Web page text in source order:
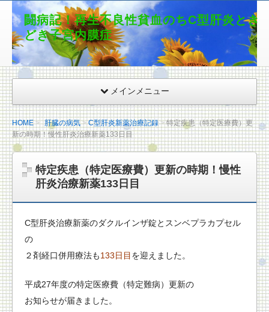
闘病記！再生不良性貧血のちC型肝炎とき
どき子宮内膜症
メインメニュー
HOME 肝臓の病気 C型肝炎新薬治療記録
特定疾患（特定医療費）更
新の時期！慢性肝炎治療新薬133日目
特定疾患（特定医療費）更新の時期！慢性
肝炎治療新薬133日目
C型肝炎治療新薬のダクルインザ錠とスンベプラカプセル
の
２剤経口併用療法も133日目 を迎えました。
平成27年度の特定医療費（特定難病）更新の
お知らせが届きました。